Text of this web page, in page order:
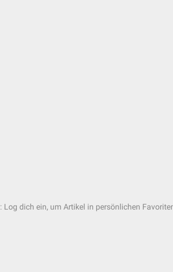
Log dich ein, um Artikel in persönlichen